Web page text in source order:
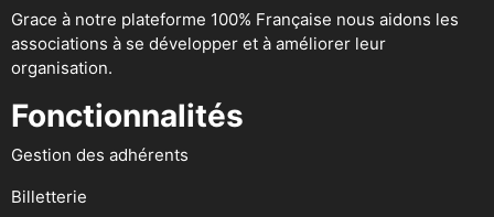
Grace à notre plateforme 100% Française nous aidons les
associations à se développer et à améliorer leur
organisation.
Fonctionnalités
Gestion des adhérents
Billetterie